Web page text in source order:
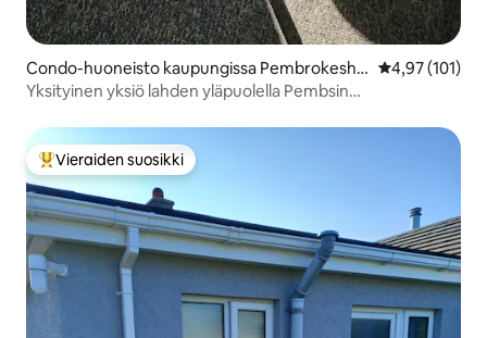
Condo-huoneisto kaupungissa Pembrokeshir
e
4,97 (101)
Yksityinen yksiö lahden yläpuolella Pembsin
Vieraiden suosikkien parhaimmistoa
Vieraiden suosikki